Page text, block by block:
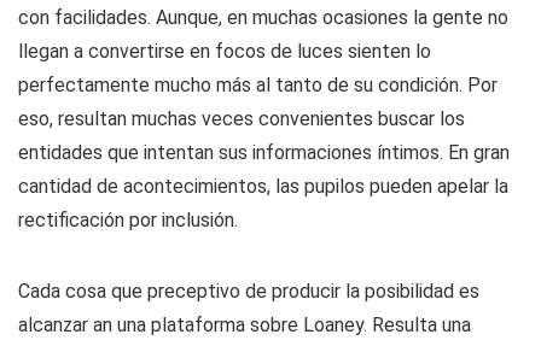
con facilidades. Aunque, en muchas ocasiones la gente no
llegan a convertirse en focos de luces sienten lo
perfectamente mucho más al tanto de su condición. Por
eso, resultan muchas veces convenientes buscar los
entidades que intentan sus informaciones íntimos. En gran
cantidad de acontecimientos, las pupilos pueden apelar la
rectificación por inclusión.
Cada cosa que preceptivo de producir la posibilidad es
alcanzar an una plataforma sobre Loaney. Resulta una